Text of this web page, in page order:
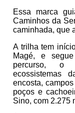
Essa marca
Caminhos da
caminhada, que
A trilha tem
Magé, e
percurso, o
ecossistemas
encosta,
poços e
Sino, com 2.275